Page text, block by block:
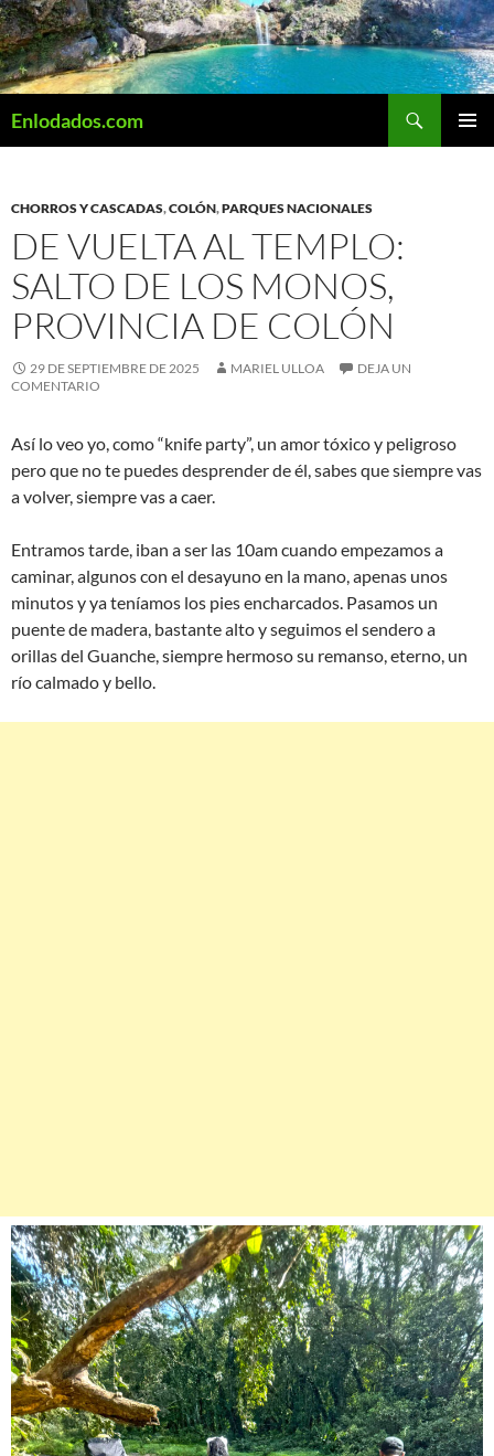
Saltar
al
contenido
Enlodados.com
CHORROS Y CASCADAS,COLÓN,PARQUES NACIONALES
DE VUELTA AL TEMPLO:
SALTO DE LOS MONOS,
PROVINCIA DE COLÓN
29 DE SEPTIEMBRE DE 2025 MARIEL ULLOA
DEJA UN
COMENTARIO
Así lo veo yo, como “knife party”, un amor tóxico y peligroso
pero que no te puedes desprender de él, sabes que siempre vas
a volver, siempre vas a caer.
Entramos tarde, iban a ser las 10am cuando empezamos a
caminar, algunos con el desayuno en la mano, apenas unos
minutos y ya teníamos los pies encharcados. Pasamos un
puente de madera, bastante alto y seguimos el sendero a
orillas del Guanche, siempre hermoso su remanso, eterno, un
río calmado y bello.